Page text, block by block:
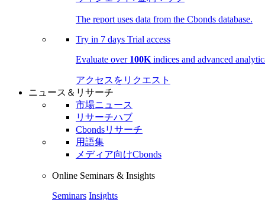
The report uses data from the Cbonds database.
Try in 7 days Trial access
Evaluate over 100K indices and advanced
アクセスをリクエスト
ニュース＆リサーチ
市場ニュース
リサーチハブ
Cbondsリサーチ
用語集
メディア向けCbonds
Online Seminars & Insights
Seminars Insights